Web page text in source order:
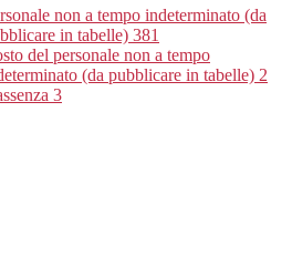
non a tempo indeterminato (da
in tabelle) 381
del personale non a tempo
(da pubblicare in tabelle) 2
3